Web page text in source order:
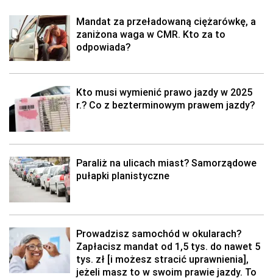
Mandat za przeładowaną ciężarówkę, a
zaniżona waga w CMR. Kto za to
odpowiada?
Kto musi wymienić prawo jazdy w 2025
r.? Co z bezterminowym prawem jazdy?
Paraliż na ulicach miast? Samorządowe
pułapki planistyczne
Prowadzisz samochód w okularach?
Zapłacisz mandat od 1,5 tys. do nawet 5
tys. zł [i możesz stracić uprawnienia],
jeżeli masz to w swoim prawie jazdy. To